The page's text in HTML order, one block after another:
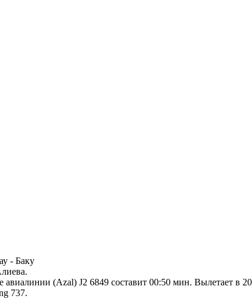
- Баку
(Azal) J2 6849 составит 00:50 мин. Вылетает в
737.